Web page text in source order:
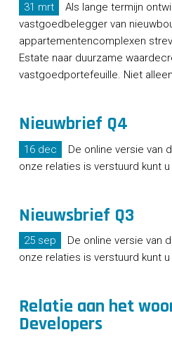
31 mrt
Als lange termijn
vastgoedbelegger van
appartementencomplexen
Estate naar duurzame
vastgoedportefeuille. Niet
Nieuwbrief Q4
16 dec
De online versie van
onze relaties is verstuurd kunt u
Nieuwsbrief Q3
25 sep
De online versie van
onze relaties is verstuurd kunt
Relatie aan het
Developers